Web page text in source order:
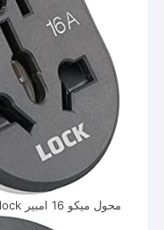
محول ميكو 16 امبير mk i lock